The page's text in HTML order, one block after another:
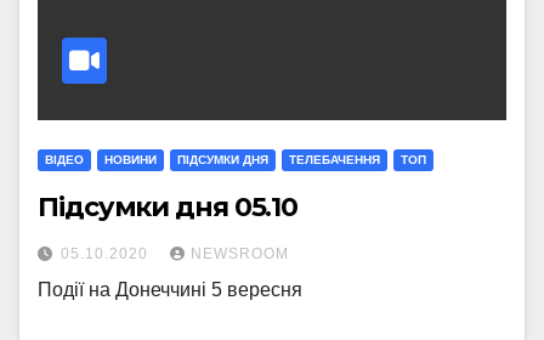
ВІДЕО НОВИНИ ПІДСУМКИ ДНЯ ТЕЛЕБАЧЕННЯ ТОП
Підсумки дня 05.10
05.10.2020 NEWSROOM
Події на Донеччині 5 вересня